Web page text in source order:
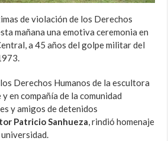
de violación de los Derechos
mañana una emotiva ceremonia en
a 45 años del golpe militar del
Derechos Humanos de la escultora
en compañía de la comunidad
y amigos de detenidos
Patricio Sanhueza, rindió homenaje